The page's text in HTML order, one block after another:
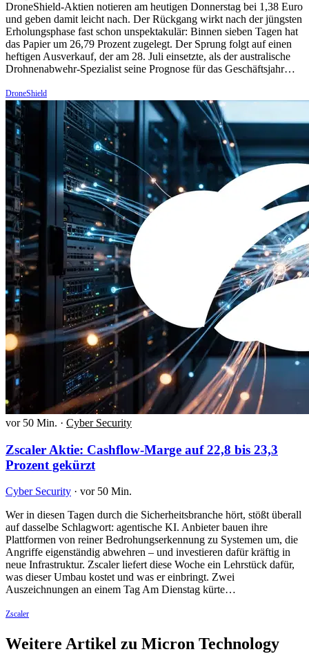
DroneShield-Aktien notieren am heutigen Donnerstag bei 1,38 Euro
und geben damit leicht nach. Der Rückgang wirkt nach der jüngsten
Erholungsphase fast schon unspektakulär: Binnen sieben Tagen hat
das Papier um 26,79 Prozent zugelegt. Der Sprung folgt auf einen
heftigen Ausverkauf, der am 28. Juli einsetzte, als der australische
Drohnenabwehr-Spezialist seine Prognose für das Geschäftsjahr…
DroneShield
vor 50 Min. · Cyber Security
Zscaler Aktie: Cashflow-Marge auf 22,8 bis 23,3
Prozent gekürzt
Cyber Security · vor 50 Min.
Wer in diesen Tagen durch die Sicherheitsbranche hört, stößt überall
auf dasselbe Schlagwort: agentische KI. Anbieter bauen ihre
Plattformen von reiner Bedrohungserkennung zu Systemen um, die
Angriffe eigenständig abwehren – und investieren dafür kräftig in
neue Infrastruktur. Zscaler liefert diese Woche ein Lehrstück dafür,
was dieser Umbau kostet und was er einbringt. Zwei
Auszeichnungen an einem Tag Am Dienstag kürte…
Zscaler
Weitere Artikel zu Micron Technology